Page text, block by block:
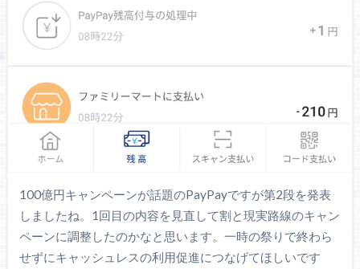
100億円キャンペーンが話題のPayPayですが第2段を発表
しましたね。1回目の内容を見直して割と現実路線のキャン
ペーンに調整したのかなと思います。一時の祭りで終わら
せずにキャッシュレスの利用促進につなげてほしいです